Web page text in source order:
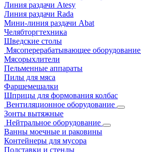
Линия раздачи Atesy
Линия раздачи Rada
Мини-линия раздачи Abat
Челябторгтехника
Шведские столы
Мясоперерабатывающее оборудование
Мясорыхлители
Пельменные аппараты
Пилы для мяса
Фаршемешалки
Шприцы для формования колбас
Вентиляционное оборудование
Зонты вытяжные
Нейтральное оборудование
Ванны моечные и раковины
Контейнеры для мусора
Подставки и стенды